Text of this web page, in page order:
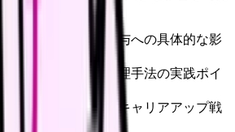
定による看護師給与への具体的な影
体系と効果的な管理手法の実践ポイ
具体的な交渉術とキャリアアップ戦